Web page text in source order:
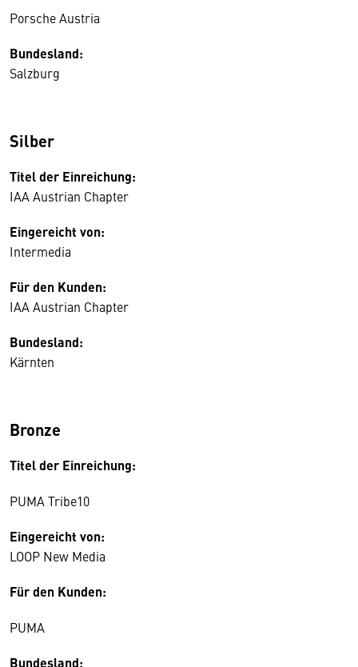
Porsche Austria
Bundesland:
Salzburg
Silber
Titel der Einreichung:
IAA Austrian Chapter
Eingereicht von:
Intermedia
Für den Kunden:
IAA Austrian Chapter
Bundesland:
Kärnten
Bronze
Titel der Einreichung:
PUMA Tribe10
Eingereicht von:
LOOP New Media
Für den Kunden:
PUMA
Bundesland: